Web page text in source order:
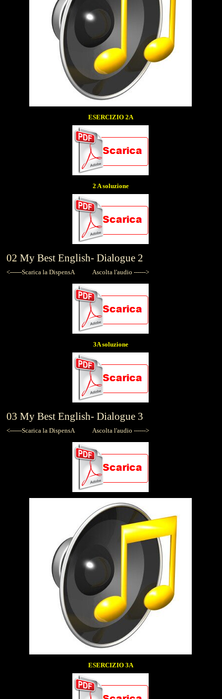
ESERCIZIO 2A
2 A soluzione
02 My Best English- Dialogue 2
<------Scarica la DispensA Ascolta l'audio ------>
3A soluzione
03 My Best English- Dialogue 3
<------Scarica la DispensA Ascolta l'audio ------>
ESERCIZIO 3A